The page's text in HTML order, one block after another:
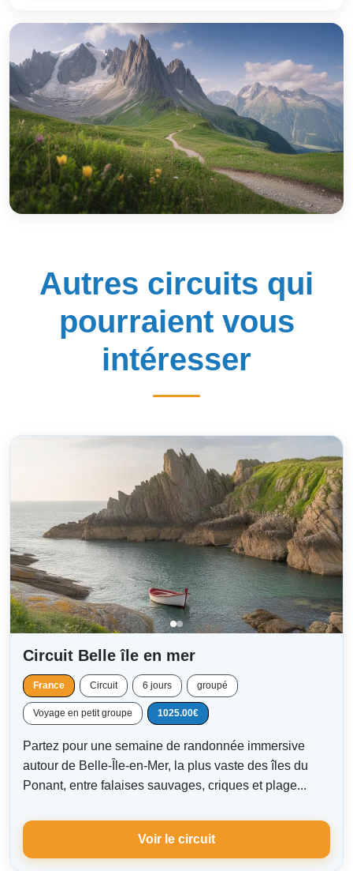
Autres circuits qui
pourraient vous
intéresser
Circuit Belle île en mer
France Circuit 6 jours groupé
Voyage en petit groupe 1025.00€
Partez pour une semaine de randonnée immersive
autour de Belle-Île-en-Mer, la plus vaste des îles du
Ponant, entre falaises sauvages, criques et plage...
Voir le circuit